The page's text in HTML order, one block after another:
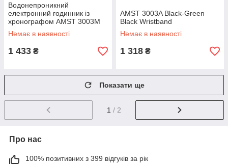
Водонепроникний
електронний годинник із
хронографом AMST 3003M
All SilverMetall оригінал
Немає в наявності
1 433 ₴
AMST 3003A Black-Green
Black Wristband
Немає в наявності
1 318 ₴
Показати ще
1 / 2
Про нас
100% позитивних з 399 відгуків за рік